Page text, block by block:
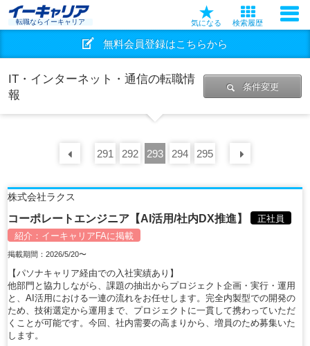
転職ならイーキャリア 気になる 検索履歴
無料会員登録はこちらから
IT・インターネット・通信の転職情
報
条件変更
前の 30件
291 292 293 294 295
株式会社ラクス
コーポレートエンジニア【AI活用/社内DX推進】
正社員
紹介： イーキャリアFAに掲載
掲載期間：2026/5/20〜
【パソナキャリア経由での入社実績あり】
他部門と協力しながら、課題の抽出からプロジェクト企画・実行・運用
と、AI活用における一連の流れをお任せします。完全内製型での開発の
ため、技術選定から運用まで、プロジェクトに一貫して携わっていただ
くことが可能です。今回、社内需要の高まりから、増員のため募集いた
します。